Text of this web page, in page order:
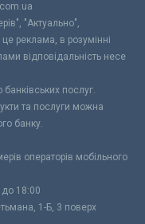
"Актуально",
реклама, в розумінні
відповідальність несе
банківських послуг.
та послуги можна
банку.
операторів мобільного
до 18:00
1-Б, 3 поверх